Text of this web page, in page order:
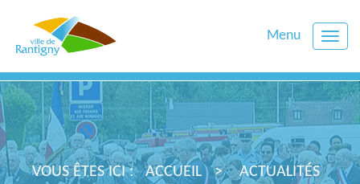
Toggle
Menu
VOUS ÊTES ICI : ACCUEIL ACTUALITÉS